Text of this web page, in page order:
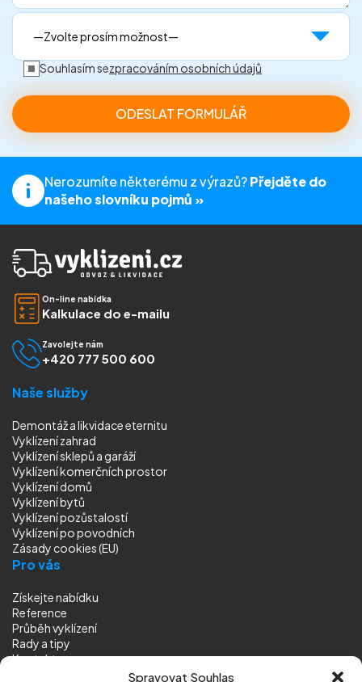
Spravovat Souhlas
Souhlasím sezpracováním osobních údajů
Nerozumíte některému z výrazů?Přejděte do
našeho slovníku pojmů »
On-line nabídka
Kalkulace do e-mailu
Zavolejte nám
+420 777 500 600
Naše služby
Demontáž a likvidace eternitu
Vyklízení zahrad
Vyklízení sklepů a garáží
Vyklízení komerčních prostor
Vyklízení domů
Vyklízení bytů
Vyklízení pozůstalostí
Vyklízenípo povodních
Zásady cookies (EU)
Pro vás
Získejte nabídku
Reference
Průběh vyklízení
Rady a tipy
Kontakt